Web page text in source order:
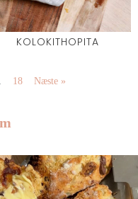
KOLOKITHOPITA
18 Næste »